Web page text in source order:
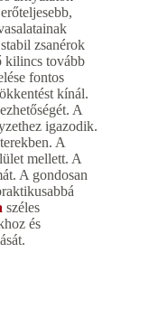
zsanérok
kilincs tovább
fontos
kínál.
A
igazodik.
A
mellett. A
A gondosan
széles
és